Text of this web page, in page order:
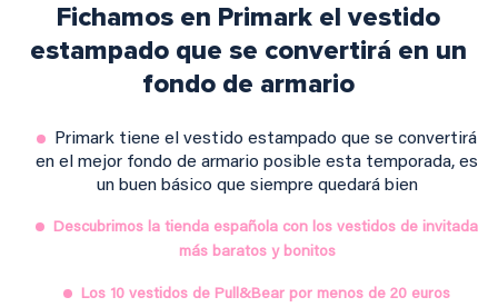
Fichamos en Primark el vestido
estampado que se convertirá en un
fondo de armario
Primark tiene el vestido estampado que se convertirá
en el mejor fondo de armario posible esta temporada, es
un buen básico que siempre quedará bien
Descubrimos la tienda española con los vestidos de invitada
más baratos y bonitos
Los 10 vestidos de Pull&Bear por menos de 20 euros